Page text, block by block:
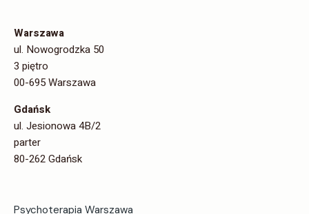
Warszawa
ul. Nowogrodzka 50
3 piętro
00-695 Warszawa
Gdańsk
ul. Jesionowa 4B/2
parter
80-262 Gdańsk
Psychoterapia Warszawa